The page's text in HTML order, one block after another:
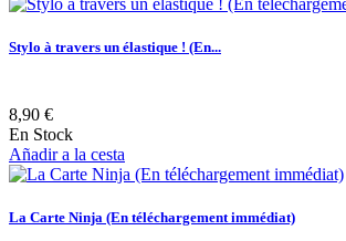
Stylo à travers un élastique ! (En...
8,90 €
En Stock
Añadir a la cesta
La Carte Ninja (En téléchargement immédiat)